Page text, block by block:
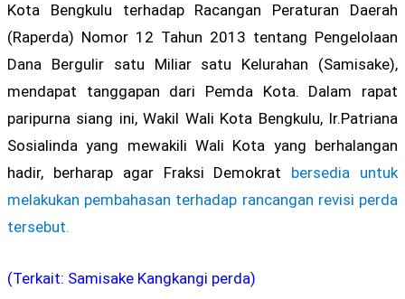
Kota Bengkulu terhadap Racangan Peraturan Daerah
(Raperda) Nomor 12 Tahun 2013 tentang Pengelolaan
Dana Bergulir satu Miliar satu Kelurahan (Samisake),
mendapat tanggapan dari Pemda Kota. Dalam rapat
paripurna siang ini, Wakil Wali Kota Bengkulu, Ir.Patriana
Sosialinda yang mewakili Wali Kota yang berhalangan
hadir, berharap agar Fraksi Demokrat bersedia untuk
melakukan pembahasan terhadap rancangan revisi perda
tersebut.
(Terkait: Samisake Kangkangi perda)